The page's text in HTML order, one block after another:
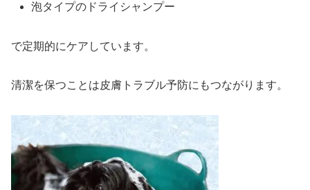
泡タイプのドライシャンプー
で定期的にケアしています。
清潔を保つことは皮膚トラブル予防にもつながります。